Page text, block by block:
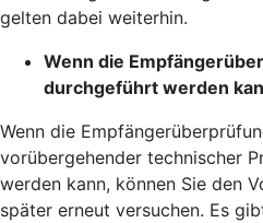
gelten dabei weiterhin.
Wenn die
durchgeführt werden
Wenn die
vorübergehender technischer
werden kann, können Sie den
später erneut versuchen. Es